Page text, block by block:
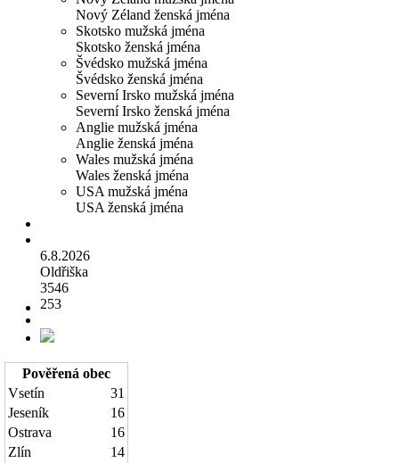
Nový Zéland ženská jména
Skotsko mužská jména
Skotsko ženská jména
Švédsko mužská jména
Švédsko ženská jména
Severní Irsko mužská jména
Severní Irsko ženská jména
Anglie mužská jména
Anglie ženská jména
Wales mužská jména
Wales ženská jména
USA mužská jména
USA ženská jména
6.8.2026
Oldřiška
3546
253
Pověřená obec
Vsetín
31
Jeseník
16
Ostrava
16
Zlín
14